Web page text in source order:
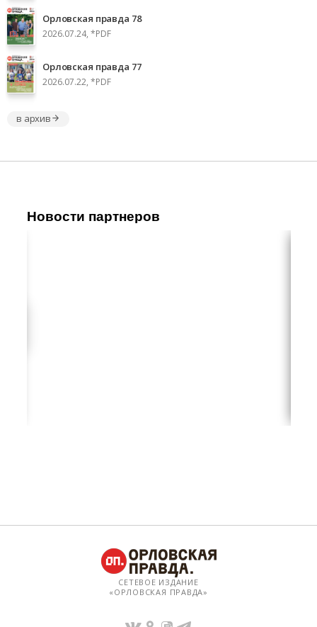
Орловская правда 78
2026.07.24, *PDF
Орловская правда 77
2026.07.22, *PDF
в архив
Новости партнеров
СЕТЕВОЕ ИЗДАНИЕ
«ОРЛОВСКАЯ ПРАВДА»